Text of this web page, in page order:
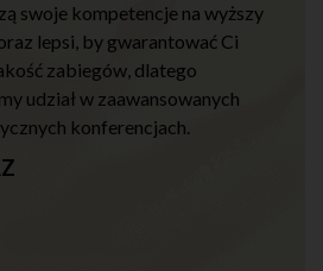
swoje kompetencje na wyższy
lepsi, by gwarantować Ci
zabiegów, dlatego
udział w zaawansowanych
konferencjach.